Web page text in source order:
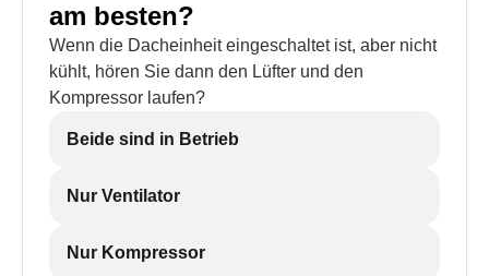
am besten?
Wenn die Dacheinheit eingeschaltet ist, aber nicht
kühlt, hören Sie dann den Lüfter und den
Kompressor laufen?
Beide sind in Betrieb
Nur Ventilator
Nur Kompressor